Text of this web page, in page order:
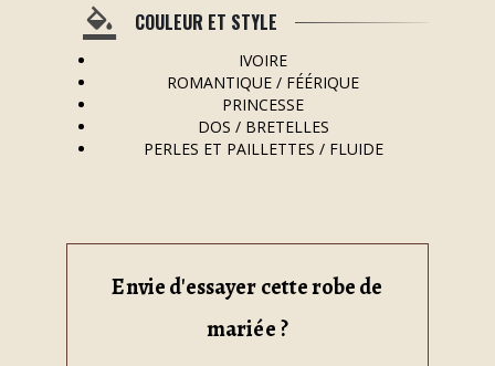
COULEUR ET STYLE
IVOIRE
ROMANTIQUE / FÉÉRIQUE
PRINCESSE
DOS / BRETELLES
PERLES ET PAILLETTES / FLUIDE
Envie d'essayer cette robe de
mariée ?